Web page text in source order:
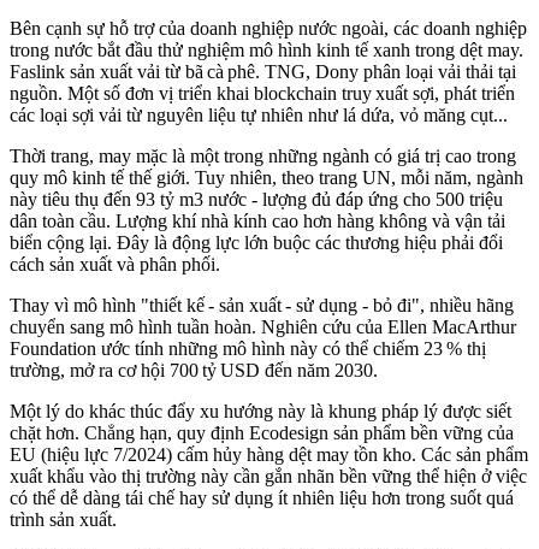
Bên cạnh sự hỗ trợ của doanh nghiệp nước ngoài, các doanh nghiệp
trong nước bắt đầu thử nghiệm mô hình kinh tế xanh trong dệt may.
Faslink sản xuất vải từ bã cà phê. TNG, Dony phân loại vải thải tại
nguồn. Một số đơn vị triển khai blockchain truy xuất sợi, phát triển
các loại sợi vải từ nguyên liệu tự nhiên như lá dứa, vỏ măng cụt...
Thời trang, may mặc là một trong những ngành có giá trị cao trong
quy mô kinh tế thế giới. Tuy nhiên, theo trang UN, mỗi năm, ngành
này tiêu thụ đến 93 tỷ m3 nước - lượng đủ đáp ứng cho 500 triệu
dân toàn cầu. Lượng khí nhà kính cao hơn hàng không và vận tải
biển cộng lại. Đây là động lực lớn buộc các thương hiệu phải đổi
cách sản xuất và phân phối.
Thay vì mô hình "thiết kế - sản xuất - sử dụng - bỏ đi", nhiều hãng
chuyển sang mô hình tuần hoàn. Nghiên cứu của Ellen MacArthur
Foundation ước tính những mô hình này có thể chiếm 23 % thị
trường, mở ra cơ hội 700 tỷ USD đến năm 2030.
Một lý do khác thúc đẩy xu hướng này là khung pháp lý được siết
chặt hơn. Chẳng hạn, quy định Ecodesign sản phẩm bền vững của
EU (hiệu lực 7/2024) cấm hủy hàng dệt may tồn kho. Các sản phẩm
xuất khẩu vào thị trường này cần gắn nhãn bền vững thể hiện ở việc
có thể dễ dàng tái chế hay sử dụng ít nhiên liệu hơn trong suốt quá
trình sản xuất.